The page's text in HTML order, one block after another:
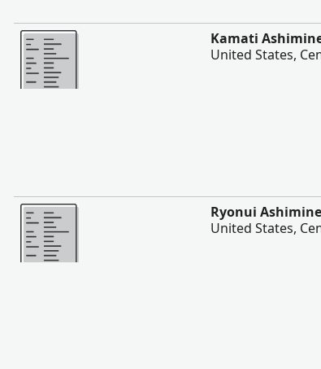
შევიტყოთ მეტი
Kamati
United States,
შევიტყოთ მეტი
Ryonui Ashimine
United States,